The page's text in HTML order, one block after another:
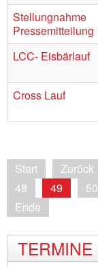
Stellungnahme
Pressemitteilung
LCC- Eisbärlauf
Cross Lauf
Start
Zurück
48
49 50
Ende
TERMINE